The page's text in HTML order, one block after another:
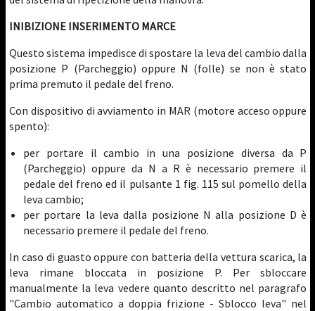
INIBIZIONE INSERIMENTO MARCE
Questo sistema impedisce di spostare la leva del cambio dalla
posizione P (Parcheggio) oppure N (folle) se non è stato
prima premuto il pedale del freno.
Con dispositivo di avviamento in MAR (motore acceso oppure
spento):
per portare il cambio in una posizione diversa da P
(Parcheggio) oppure da N a R è necessario premere il
pedale del freno ed il pulsante 1 fig. 115 sul pomello della
leva cambio;
per portare la leva dalla posizione N alla posizione D è
necessario premere il pedale del freno.
In caso di guasto oppure con batteria della vettura scarica, la
leva rimane bloccata in posizione P. Per sbloccare
manualmente la leva vedere quanto descritto nel paragrafo
"Cambio automatico a doppia frizione - Sblocco leva" nel